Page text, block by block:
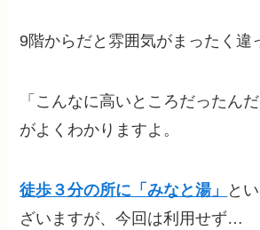
9階からだと雰囲気がまったく違
「こんなに高いところだったん
がよくわかりますよ。
徒歩３分の所に「みなと湯」
と
ざいますが、今回は利用せず…